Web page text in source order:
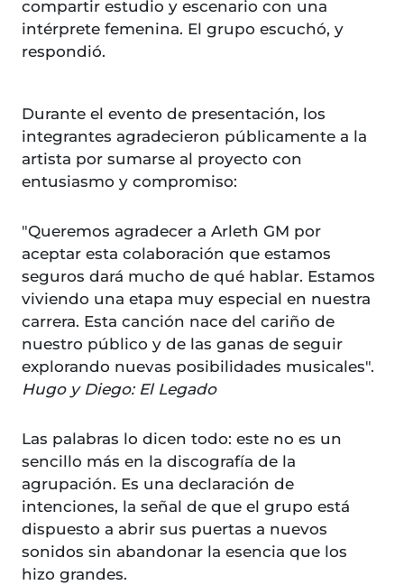
compartir estudio y escenario con una
intérprete femenina. El grupo escuchó, y
respondió.
Durante el evento de presentación, los
integrantes agradecieron públicamente a la
artista por sumarse al proyecto con
entusiasmo y compromiso:
"Queremos agradecer a Arleth GM por
aceptar esta colaboración que estamos
seguros dará mucho de qué hablar. Estamos
viviendo una etapa muy especial en nuestra
carrera. Esta canción nace del cariño de
nuestro público y de las ganas de seguir
explorando nuevas posibilidades musicales".
Hugo y Diego: El Legado
Las palabras lo dicen todo: este no es un
sencillo más en la discografía de la
agrupación. Es una declaración de
intenciones, la señal de que el grupo está
dispuesto a abrir sus puertas a nuevos
sonidos sin abandonar la esencia que los
hizo grandes.